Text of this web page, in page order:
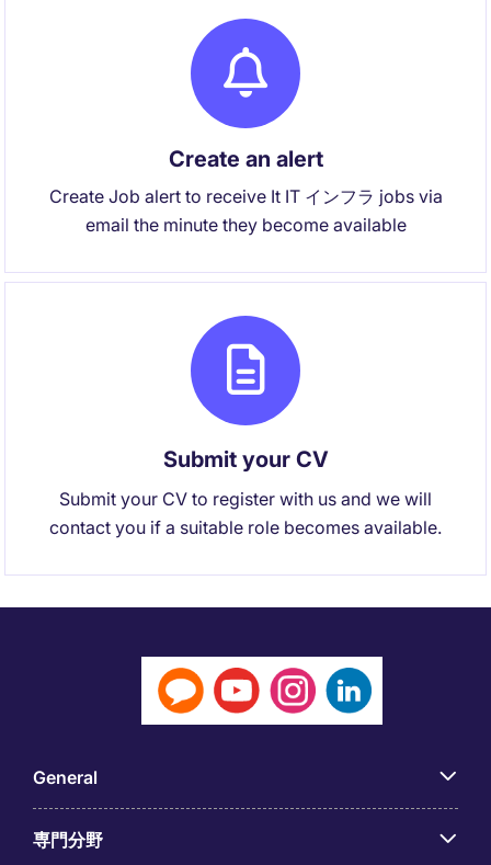
Create an alert
Create Job alert to receive It IT インフラ jobs via
email the minute they become available
Submit your CV
Submit your CV to register with us and we will
contact you if a suitable role becomes available.
General
専門分野